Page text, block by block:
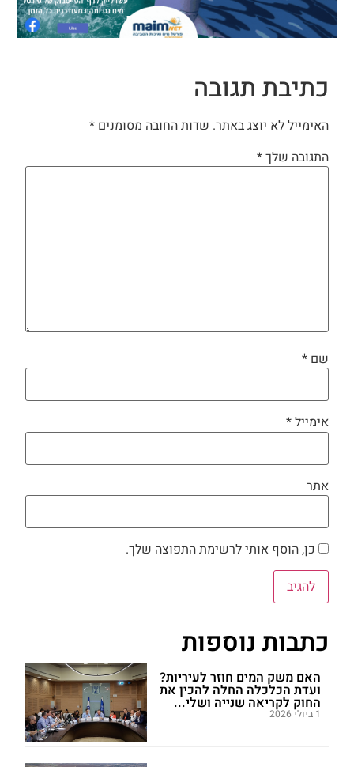
כתיבת תגובה
האימייל לא יוצג באתר. שדות החובה מסומנים *
התגובה שלך*
שם *
אימייל*
אתר
כן, הוסף אותי לרשימת התפוצה שלך.
כתבות נוספות
האם משק המים חוזר לעיריות?
ועדת הכלכלה החלה להכין את
החוק לקריאה שנייה ושלי...
1 ביולי 2026